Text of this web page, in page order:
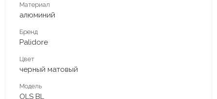
Материал
алюминий
Бренд
Palidore
Цвет
черный матовый
Модель
OLS BL